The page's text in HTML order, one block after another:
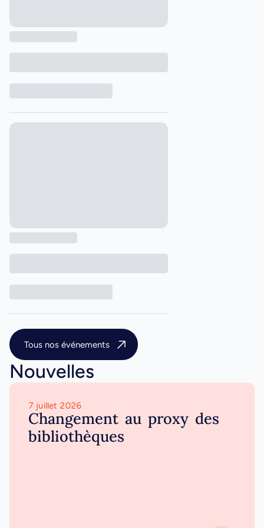
Tous nos événements
Nouvelles
7 juillet 2026
Changement au proxy des
bibliothèques